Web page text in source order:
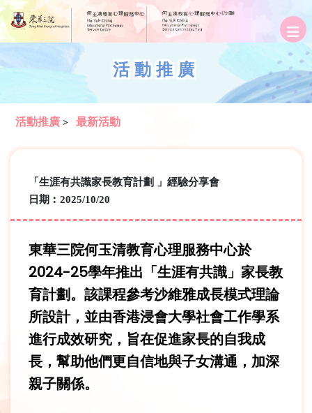
活動推廣
活動推廣 > 最新活動
「生涯有共識家長教育計劃 」經驗分享會
日期︰2025/10/20
東華三院何玉清教育心理服務中心於
2024-25學年推出「生涯有共識」家長教
育計劃。該課程參考沙維雅成長模式理論
所設計，並由香港浸會大學社會工作學系
進行成效研究，旨在促進家長的自我成
長，幫助他們更自信地與子女溝通，加深
親子關係。